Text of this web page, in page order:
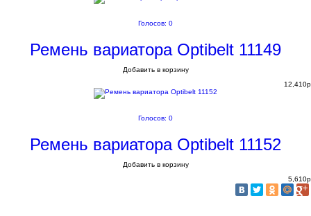
Голосов: 0
Ремень вариатора Optibelt 11149
Добавить в корзину
12,410p
Голосов: 0
Ремень вариатора Optibelt 11152
Добавить в корзину
5,610p